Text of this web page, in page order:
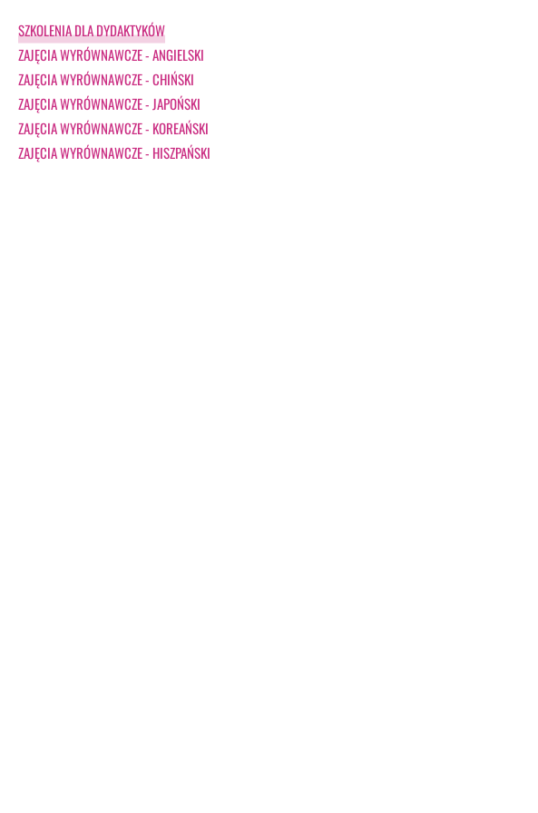
SZKOLENIA DLA DYDAKTYKÓW
ZAJĘCIA WYRÓWNAWCZE - ANGIELSKI
ZAJĘCIA WYRÓWNAWCZE - CHIŃSKI
ZAJĘCIA WYRÓWNAWCZE - JAPOŃSKI
ZAJĘCIA WYRÓWNAWCZE - KOREAŃSKI
ZAJĘCIA WYRÓWNAWCZE - HISZPAŃSKI